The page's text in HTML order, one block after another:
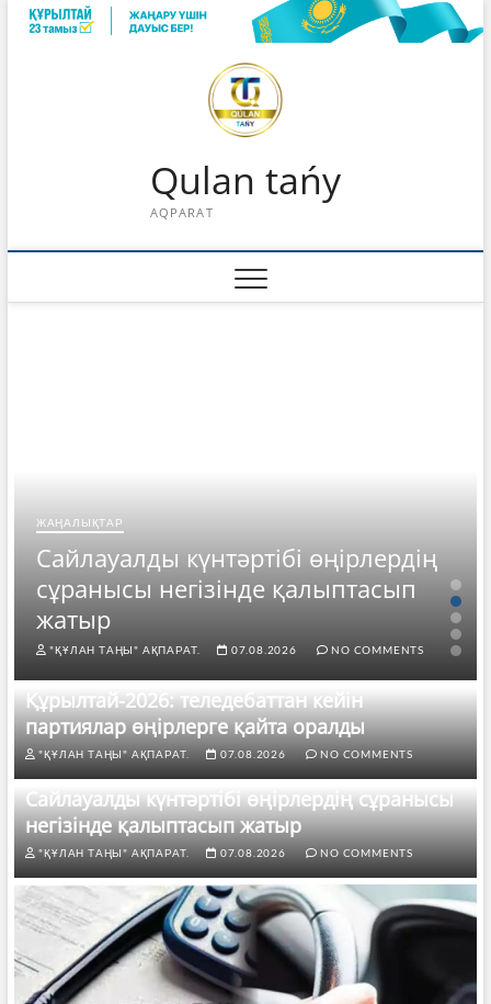
Skip
Qulan tańy
AQPARAT
ЖАҢАЛЫҚТАР
Сайлауалды күнтәртібі өңірлердің
сұранысы негізінде қалыптасып
жатыр
"ҚҰЛАН ТАҢЫ" АҚПАРАТ. 07.08.2026 NO COMMENTS
Құрылтай-2026: теледебаттан кейін
партиялар өңірлерге қайта оралды
"ҚҰЛАН ТАҢЫ" АҚПАРАТ. 07.08.2026 NO COMMENTS
Сайлауалды күнтәртібі өңірлердің сұранысы
негізінде қалыптасып жатыр
"ҚҰЛАН ТАҢЫ" АҚПАРАТ. 07.08.2026 NO COMMENTS